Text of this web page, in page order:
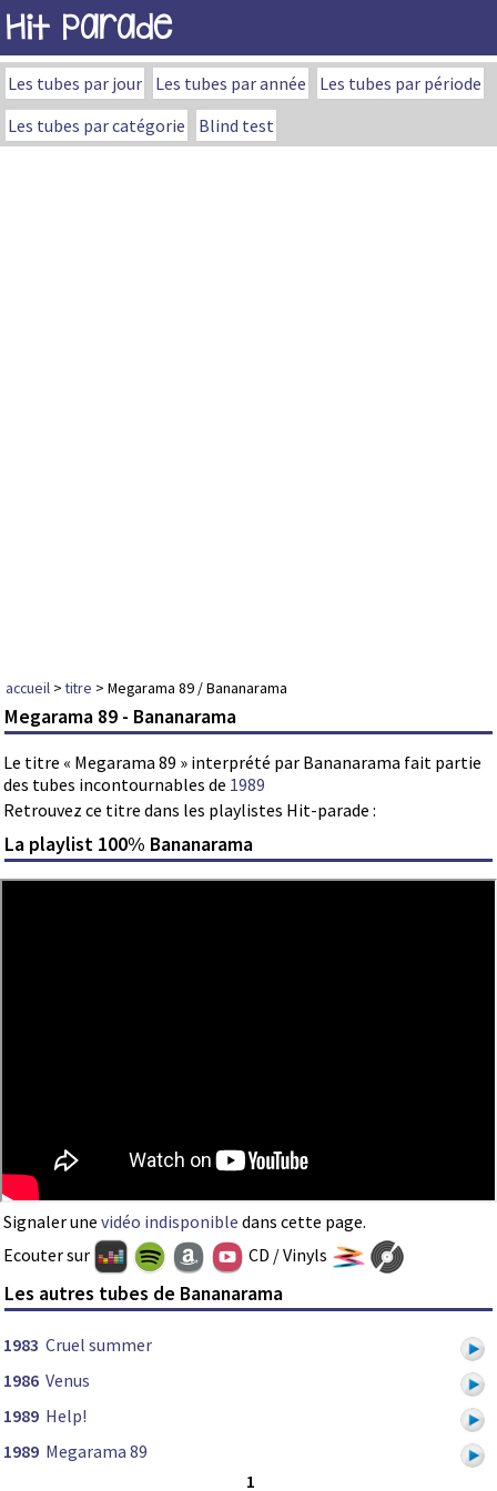
Hit Parade
Les tubes par jour Les tubes par année
Les tubes par période
Les tubes par catégorie
Blind test
accueil >titre > Megarama 89 / Bananarama
Megarama 89 - Bananarama
Le titre « Megarama 89 » interprété par Bananarama fait partie
des tubes incontournables de 1989
Retrouvez ce titre dans les playlistes Hit-parade :
La playlist 100% Bananarama
Signaler une vidéo indisponible dans cette page.
Ecouter sur
CD / Vinyls
Les autres tubes de Bananarama
1983 Cruel summer
1986 Venus
1989 Help!
1989 Megarama 89
1